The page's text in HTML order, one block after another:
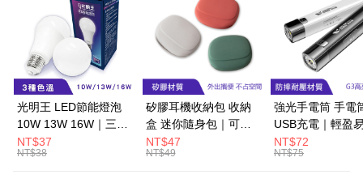
Apple Pay
Easy Wallet
Google Pay
Pemindahan ATM
光明王 LED節能燈泡
10W 13W 16W｜三種
色溫、CP值超高
NT$37
NT$38
矽膠耳機收納包 收納
盒 迷你隨身包｜可水
洗、抗衝擊
NT$47
NT$49
強光手電筒 手電
USB充電｜輕盈
生活防水
NT$72
NT$75